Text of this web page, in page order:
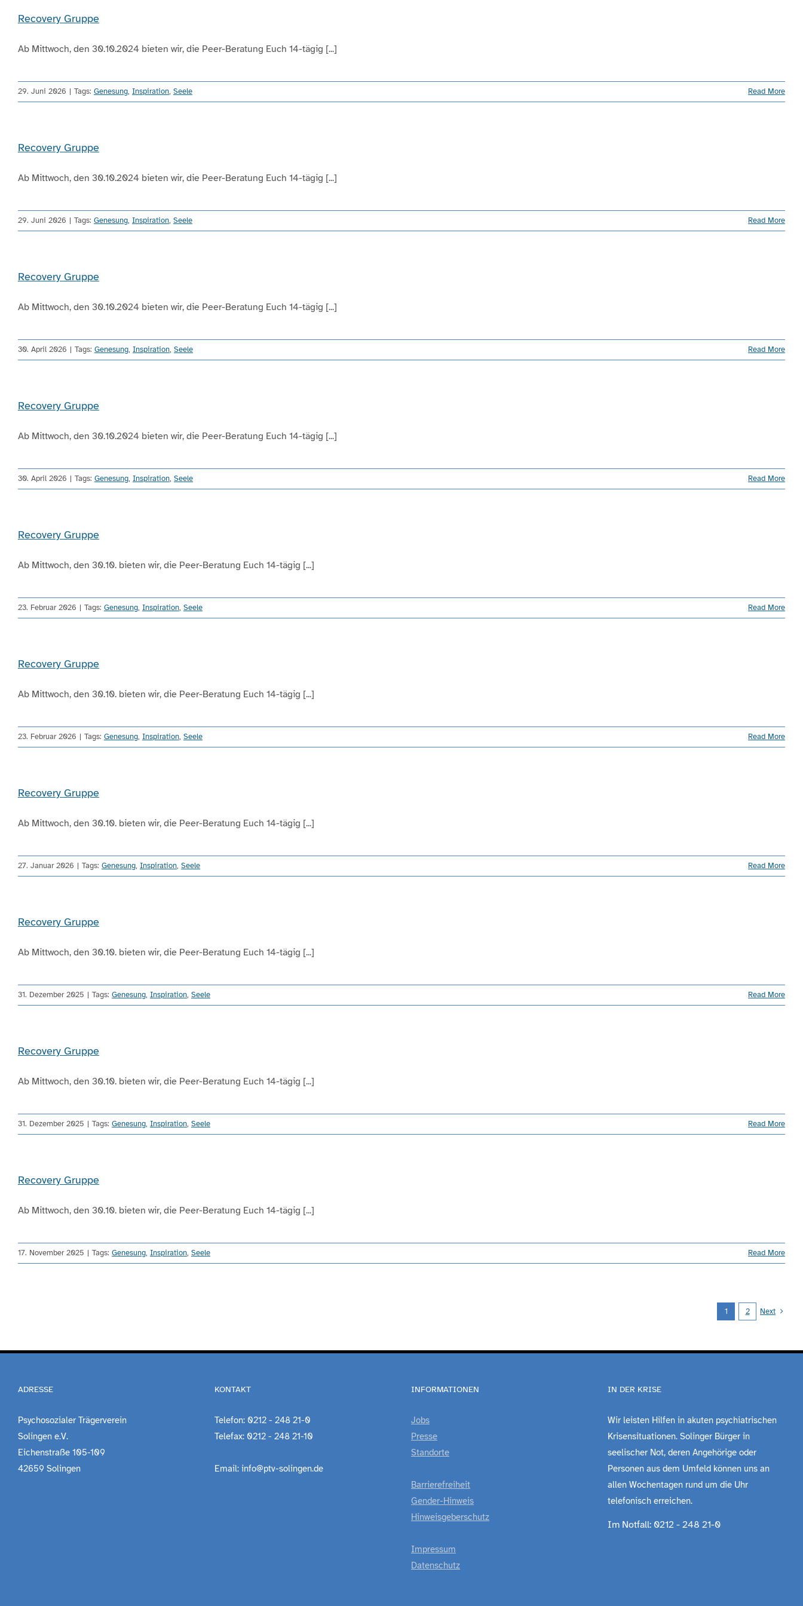
Recovery Gruppe
Ab Mittwoch, den 30.10.2024 bieten wir, die Peer-Beratung Euch 14-tägig [...]
29. Juni 2026 | Tags: Genesung, Inspiration, Seele Read More
Recovery Gruppe
Ab Mittwoch, den 30.10.2024 bieten wir, die Peer-Beratung Euch 14-tägig [...]
29. Juni 2026 | Tags: Genesung, Inspiration, Seele Read More
Recovery Gruppe
Ab Mittwoch, den 30.10.2024 bieten wir, die Peer-Beratung Euch 14-tägig [...]
30. April 2026 | Tags: Genesung, Inspiration, Seele Read More
Recovery Gruppe
Ab Mittwoch, den 30.10.2024 bieten wir, die Peer-Beratung Euch 14-tägig [...]
30. April 2026 | Tags: Genesung, Inspiration, Seele Read More
Recovery Gruppe
Ab Mittwoch, den 30.10. bieten wir, die Peer-Beratung Euch 14-tägig [...]
23. Februar 2026 | Tags: Genesung, Inspiration, Seele Read More
Recovery Gruppe
Ab Mittwoch, den 30.10. bieten wir, die Peer-Beratung Euch 14-tägig [...]
23. Februar 2026 | Tags: Genesung, Inspiration, Seele Read More
Recovery Gruppe
Ab Mittwoch, den 30.10. bieten wir, die Peer-Beratung Euch 14-tägig [...]
27. Januar 2026 | Tags: Genesung, Inspiration, Seele Read More
Recovery Gruppe
Ab Mittwoch, den 30.10. bieten wir, die Peer-Beratung Euch 14-tägig [...]
31. Dezember 2025 | Tags: Genesung, Inspiration, Seele Read More
Recovery Gruppe
Ab Mittwoch, den 30.10. bieten wir, die Peer-Beratung Euch 14-tägig [...]
31. Dezember 2025 | Tags: Genesung, Inspiration, Seele Read More
Recovery Gruppe
Ab Mittwoch, den 30.10. bieten wir, die Peer-Beratung Euch 14-tägig [...]
17. November 2025 | Tags: Genesung, Inspiration, Seele Read More
1 2 Next
ADRESSE
Psychosozialer Trägerverein
Solingen e.V.
Eichenstraße 105-109
42659 Solingen
KONTAKT
Telefon: 0212 - 248 21-0
Telefax: 0212 - 248 21-10
Email: info@ptv-solingen.de
INFORMATIONEN
Jobs
Presse
Standorte
Barrierefreiheit
Gender-Hinweis
Hinweisgeberschutz
Impressum
Datenschutz
IN DER KRISE
Wir leisten Hilfen in akuten psychiatrischen
Krisensituationen. Solinger Bürger in
seelischer Not, deren Angehörige oder
Personen aus dem Umfeld können uns an
allen Wochentagen rund um die Uhr
telefonisch erreichen.
Im Notfall: 0212 - 248 21-0